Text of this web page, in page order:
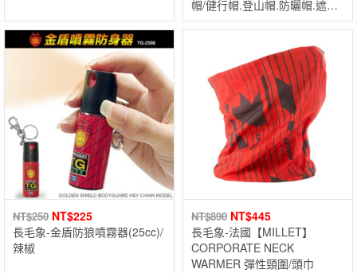
帽/健行帽.登山帽.防曬帽.遮陽
帽
NT$250 NT$225
長毛象-金盾防狼噴霧器(25cc)/
辣椒
NT$890 NT$445
長毛象-法國【MILLET】
CORPORATE NECK
WARMER 彈性頸圍/頭巾